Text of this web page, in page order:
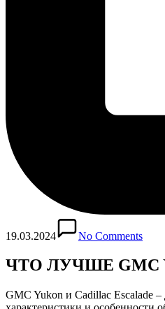
19.03.2024 No Comments
ЧТО ЛУЧШЕ GMC
GMC Yukon и Cadillac Escalade